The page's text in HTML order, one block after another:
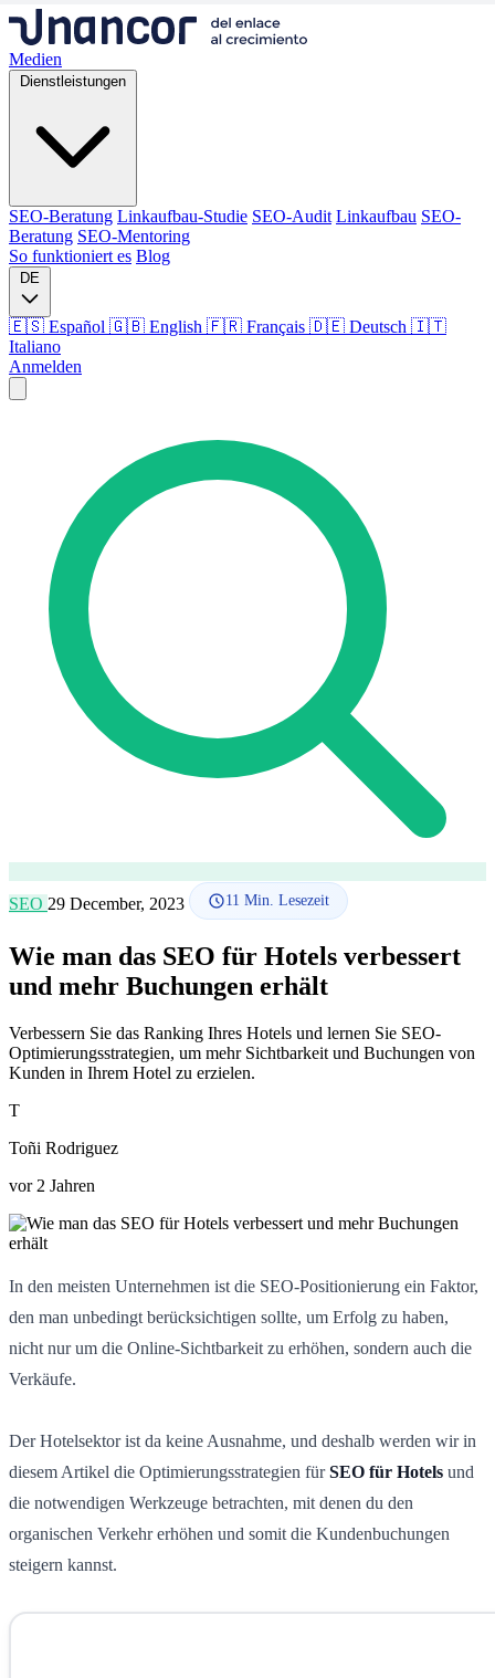
Medien
Dienstleistungen
SEO-Beratung Linkaufbau-Studie SEO-Audit Linkaufbau SEO-
Beratung SEO-Mentoring
So funktioniert es Blog
DE
🇪🇸 Español 🇬🇧 English 🇫🇷 Français 🇩🇪 Deutsch 🇮🇹
Italiano
Anmelden
SEO-Beratung Linkaufbau
Beratung
SEO-Mentoring
So funktioniert es
Sprache
🇪🇸 ES
🇬🇧 EN 🇮🇹 IT
SEO 29 December, 2023 11 Min. Lesezeit
Wie man das SEO für Hotels verbessert
und mehr Buchungen erhält
Verbessern Sie das Ranking Ihres Hotels und lernen Sie SEO-
Optimierungsstrategien, um mehr Sichtbarkeit und Buchungen von
Kunden in Ihrem Hotel zu erzielen.
T
Toñi Rodriguez
vor 2 Jahren
In den meisten Unternehmen ist die SEO-Positionierung ein Faktor,
den man unbedingt berücksichtigen sollte, um Erfolg zu haben,
nicht nur um die Online-Sichtbarkeit zu erhöhen, sondern auch die
Verkäufe.
Der Hotelsektor ist da keine Ausnahme, und deshalb werden wir in
diesem Artikel die Optimierungsstrategien fürSEO für Hotels und
die notwendigen Werkzeuge betrachten, mit denen du den
organischen Verkehr erhöhen und somit die Kundenbuchungen
steigern kannst.